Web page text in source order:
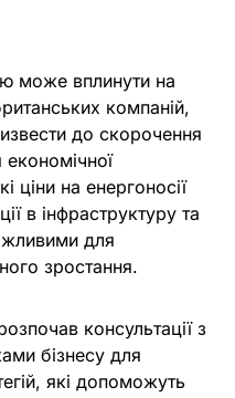
може вплинути на
компаній,
до скорочення
ціни на енергоносії
в інфраструктуру та
для
зростання.
консультації з
бізнесу для
які допоможуть